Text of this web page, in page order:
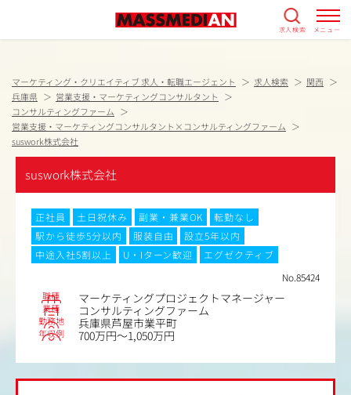
求人検索 メニュー
マーケティング・クリエイティブ 求人・転職エージェント 求人検索
関西
兵庫県
営業支援・マーケティングコンサルタント
コンサルティングファーム
営業支援・マーケティングコンサルタント×コンサルティングファーム
suswork株式会社
suswork株式会社
正社員 土日祝休み 副業・兼業OK
転勤なし
駅から徒歩5分以内
服装自由
設立5年以内
中途入社5割以上
U・Iターン歓迎
エグゼクティブ
No.85424
職種 マーケティングプロジェクトマネージャー
業種 コンサルティングファーム
勤務地 兵庫県芦屋市業平町
年収例 700万円～1,050万円